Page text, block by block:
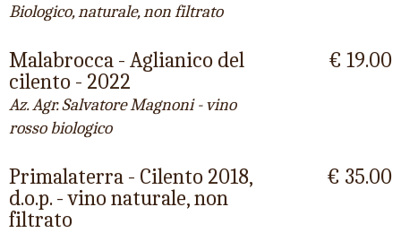
Biologico, naturale, non filtrato
Malabrocca - Aglianico del
cilento - 2022
Az. Agr. Salvatore Magnoni - vino
rosso biologico
€ 19.00
Primalaterra - Cilento 2018,
d.o.p. - vino naturale, non
filtrato
€ 35.00